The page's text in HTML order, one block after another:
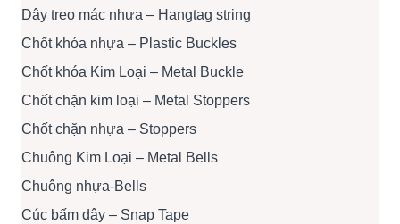
Dây treo mác nhựa – Hangtag string
Chốt khóa nhựa – Plastic Buckles
Chốt khóa Kim Loại – Metal Buckle
Chốt chặn kim loại – Metal Stoppers
Chốt chặn nhựa – Stoppers
Chuông Kim Loại – Metal Bells
Chuông nhựa-Bells
Cúc bấm dây – Snap Tape